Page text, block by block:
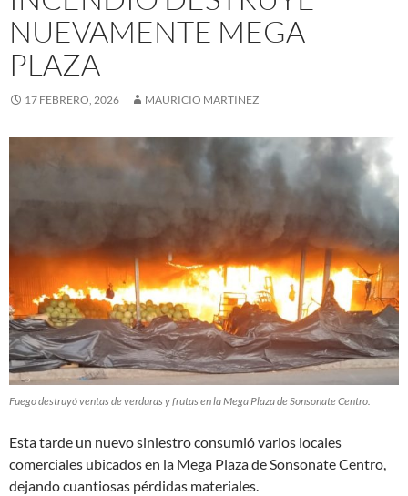
NUEVAMENTE MEGA
PLAZA
17 FEBRERO, 2026 MAURICIO MARTINEZ
Fuego destruyó ventas de verduras y frutas en la Mega Plaza de Sonsonate Centro.
Esta tarde un nuevo siniestro consumió varios locales
comerciales ubicados en la Mega Plaza de Sonsonate Centro,
dejando cuantiosas pérdidas materiales.